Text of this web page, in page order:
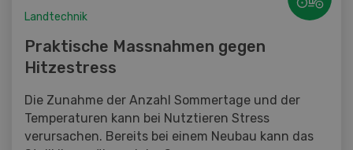
Landtechnik
Praktische Massnahmen gegen
Hitzestress
Die Zunahme der Anzahl Sommertage und der
Temperaturen kann bei Nutztieren Stress
verursachen. Bereits bei einem Neubau kann das